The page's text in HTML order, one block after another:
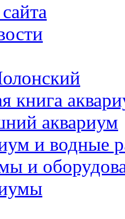
книга
аквариум
и водные
и